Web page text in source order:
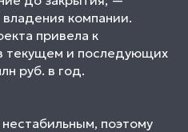
компании.
привела к
текущем и последующих
руб. в год.
поэтому